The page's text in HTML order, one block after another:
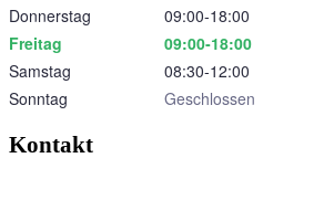
Donnerstag
09:00‑18:00
Freitag
09:00‑18:00
Samstag
08:30‑12:00
Sonntag
Geschlossen
Kontakt